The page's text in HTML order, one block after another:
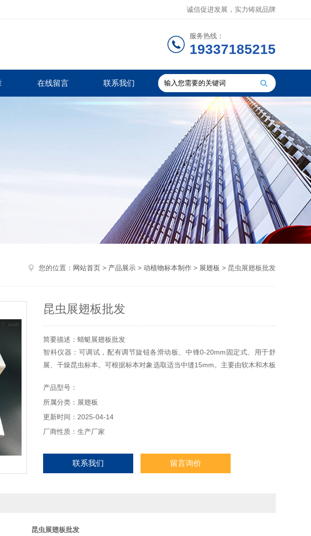
诚信促进发展，实力铸就品牌
服务热线：
19337185215
在线留言 联系我们
您的位置： 网站首页 > 产品展示 > 动植物标本制作 > 展翅板 > 昆虫展翅板批发
昆虫展翅板批发
简要描述：蜻蜓展翅板批发
智科仪器：可调试，配有调节旋钮各滑动板、中锋0-20mm固定式、用于舒
展、干燥昆虫标本。可根据标本对象选取适当中缝15mm。主要由软木和木板
于针插，昆虫展翅板批发
产品型号：
所属分类：展翅板
更新时间：2025-04-14
厂商性质：生产厂家
联系我们 留言询价
昆虫展翅板批发